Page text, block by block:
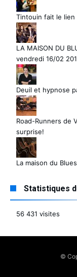
Tintouin fait le lien
LA MAISON DU
vendredi 16/02
Deuil et hypnose
Road-Runners de
surprise!
La maison du
Statistiques
56 431 visites
©